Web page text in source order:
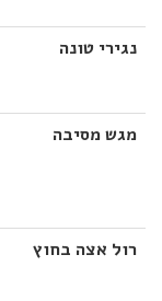
נגירי טונה
מגש מסיבה
רול אצה בחוץ